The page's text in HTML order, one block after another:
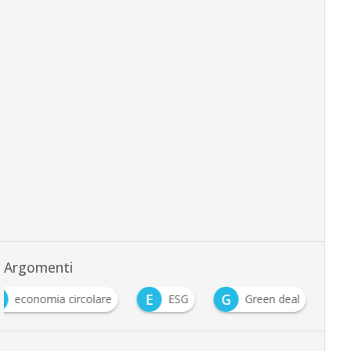
Argomenti
economia circolare E ESG G Green deal